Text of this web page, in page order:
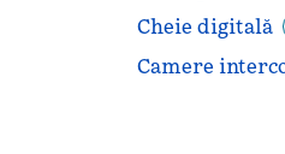
Cheie digitală
Camere